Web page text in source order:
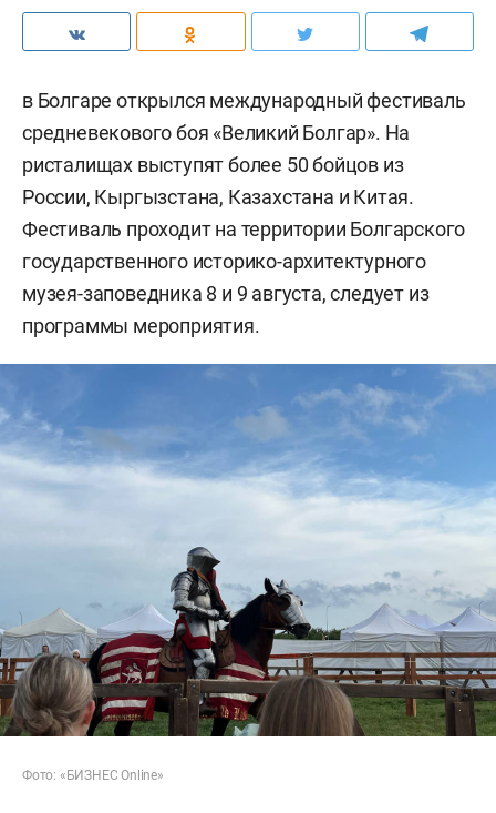
в Болгаре открылся международный фестиваль
средневекового боя «Великий Болгар». На
ристалищах выступят более 50 бойцов из
России, Кыргызстана, Казахстана и Китая.
Фестиваль проходит на территории Болгарского
государственного историко-архитектурного
музея-заповедника 8 и 9 августа, следует из
программы мероприятия.
Фото: «БИЗНЕС Online»